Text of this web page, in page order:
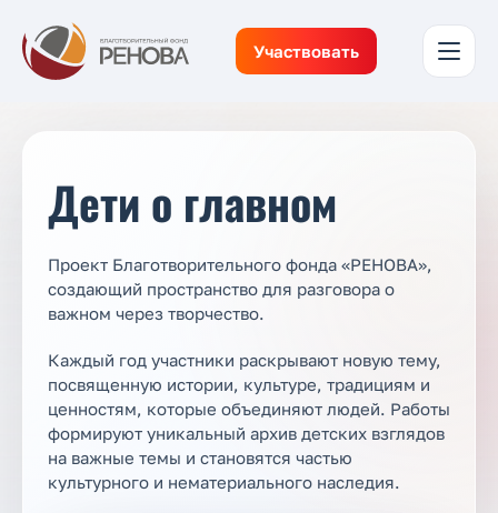
Участвовать
Дети о главном
Проект Благотворительного фонда «РЕНОВА»,
создающий пространство для разговора о
важном через творчество.
Каждый год участники раскрывают новую тему,
посвященную истории, культуре, традициям и
ценностям, которые объединяют людей. Работы
формируют уникальный архив детских взглядов
на важные темы и становятся частью
культурного и нематериального наследия.